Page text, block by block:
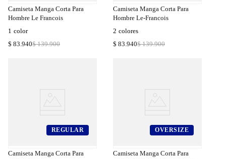
Camiseta Manga Corta Para
Hombre Le Francois
1 color
$ 139.900
$ 83 940
Camiseta Manga Corta Para
Hombre Le-Francois
2 colores
$ 139.900
$ 83 940
REGULAR
Camiseta Manga Corta Para
OVERSIZE
Camiseta Manga Corta Para